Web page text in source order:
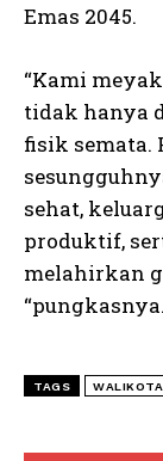
Emas 2045.
“Kami
tidak hanya
fisik semata.
sehat,
produktif,
melahirkan
TAGS